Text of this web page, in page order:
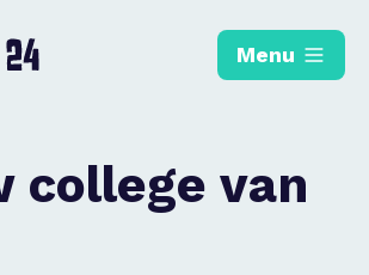
Menu
college van